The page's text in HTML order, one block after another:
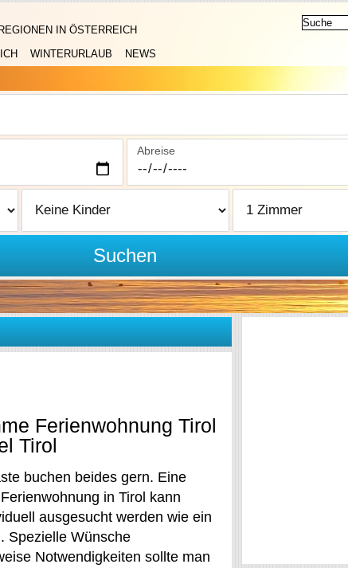
REGIONEN IN ÖSTERREICH
WINTERURLAUB NEWS
Abreise
Suchen
Ferienwohnung Tirol
Tirol
buchen beides gern. Eine
in Tirol kann
ausgesucht werden wie ein
Spezielle Wünsche
Notwendigkeiten sollte man